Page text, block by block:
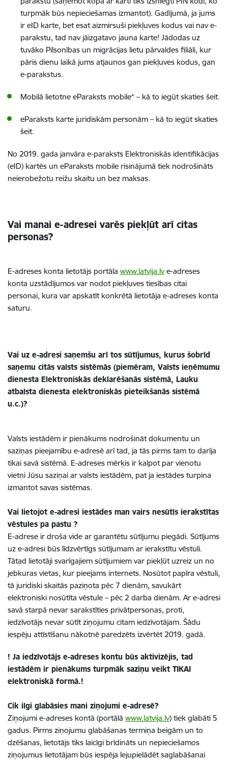
turpmāk būs nepieciešamas izmantot). Gadījumā, ja jums
ir eID karte, bet esat aizmirsuši piekļuves kodus vai nav e-
parakstu, tad nav jāizgatavo jauna karte! Jādodas uz
tuvāko Pilsonības un migrācijas lietu pārvaldes filiāli, kur
pāris dienu laikā jums atjaunos gan piekļuves kodus, gan
e-parakstus.
Mobilā lietotne eParaksts mobile* – kā to iegūt skaties šeit.
eParaksts karte juridiskām personām – kā to iegūt skaties
šeit.
No 2019. gada janvāra e-paraksts Elektroniskās identifikācijas
(eID) kartēs un eParaksts mobile risinājumā tiek nodrošināts
neierobežotu reižu skaitu un bez maksas.
Vai manai e-adresei varēs piekļūt arī citas
personas?
E-adreses konta lietotājs portāla www.latvija.lve-adreses
konta uzstādījumos var nodot piekļuves tiesības citai
personai, kura var apskatīt konkrētā lietotāja e-adreses konta
saturu.
Vai uz e-adresi saņemšu arī tos sūtījumus, kurus šobrīd
saņemu citās valsts sistēmās (piemēram, Valsts ieņēmumu
dienesta Elektroniskās deklarēšanās sistēmā, Lauku
atbalsta dienesta elektroniskās pieteikšanās sistēmā
u.c.)?
Valsts iestādēm ir pienākums nodrošināt dokumentu un
saziņas pieejamību e-adresē arī tad, ja tās pirms tam to darīja
tikai savā sistēmā. E-adreses mērķis ir kalpot par vienotu
vietni Jūsu saziņai ar valsts iestādēm, pat ja iestādes turpina
izmantot savas sistēmas.
Vai lietojot e-adresi iestādes man vairs nesūtīs ierakstītas
vēstules pa pastu ?
E-adrese ir droša vide ar garantētu sūtījumu piegādi. Sūtījums
uz e-adresi būs līdzvērtīgs sūtījumam ar ierakstītu vēstuli.
Tātad lietotāji svarīgajiem sūtījumiem var piekļūt uzreiz un no
jebkuras vietas, kur pieejams internets. Nosūtot papīra vēstuli,
tā juridiski skaitās paziņota pēc 7 dienām, savukārt
elektroniski nosūtīta vēstule – pēc 2 darba dienām. Ar e-adresi
savā starpā nevar sarakstīties privātpersonas, proti,
iedzīvotājs nevar sūtīt ziņojumu citam iedzīvotājam. Šādu
iespēju attīstīšanu nākotnē paredzēts izvērtēt 2019. gadā.
! Ja iedzīvotājs e-adreses kontu būs aktivizējis, tad
iestādēm ir pienākums turpmāk saziņu veikt TIKAI
elektroniskā formā.!
Cik ilgi glabāsies mani ziņojumi e-adresē?
Ziņojumi e-adreses kontā (portālā www.latvija.lv) tiek glabāti 5
gadus. Pirms ziņojumu glabāšanas termiņa beigām un to
dzēšanas, lietotājs tiks laicīgi brīdināts un nepieciešamos
ziņojumus lietotājam būs iespēja lejupielādēt saglabāšanai